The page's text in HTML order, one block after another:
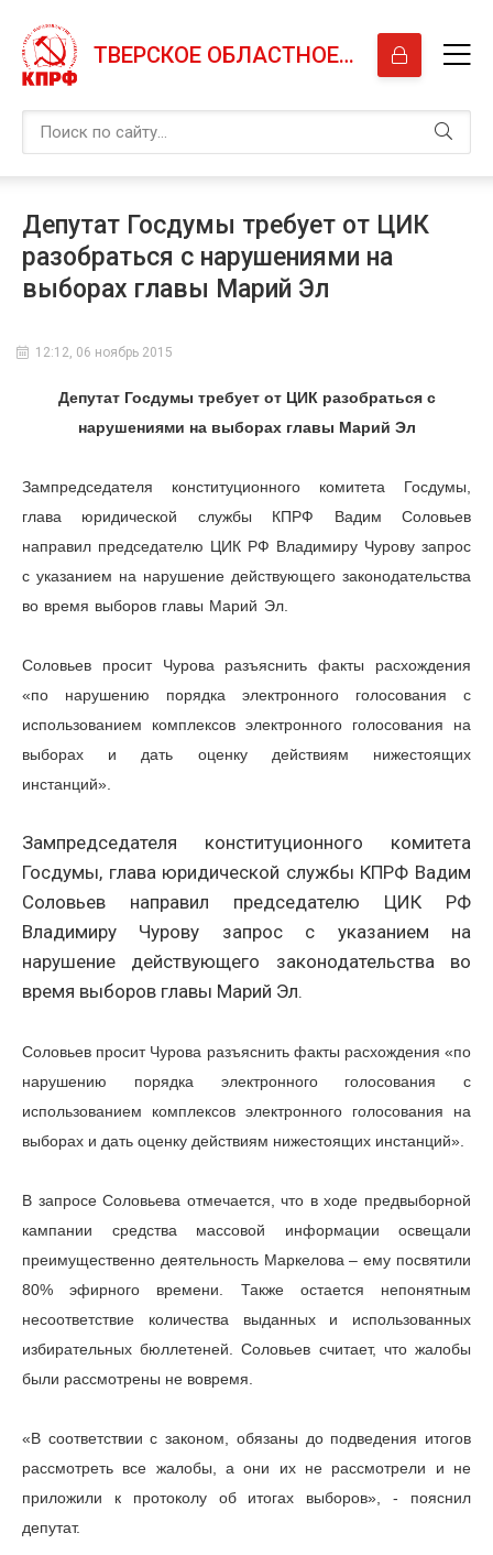
ТВЕРСКОЕ ОБЛАСТНОЕ ОТДЕЛЕНИЕ КПРФ
Депутат Госдумы требует от ЦИК
разобраться с нарушениями на
выборах главы Марий Эл
12:12, 06 ноябрь 2015
Депутат Госдумы требует от ЦИК разобраться с
нарушениями на выборах главы Марий Эл
Зампредседателя конституционного комитета Госдумы,
глава юридической службы КПРФ Вадим Соловьев
направил председателю ЦИК РФ Владимиру Чурову запрос
с указанием на нарушение действующего законодательства
во время выборов главы Марий Эл.
Соловьев просит Чурова разъяснить факты расхождения
«по нарушению порядка электронного голосования с
использованием комплексов электронного голосования на
выборах и дать оценку действиям нижестоящих
инстанций».
Зампредседателя конституционного комитета
Госдумы, глава юридической службы КПРФ Вадим
Соловьев направил председателю ЦИК РФ
Владимиру Чурову запрос с указанием на
нарушение действующего законодательства во
время выборов главы Марий Эл.
Соловьев просит Чурова разъяснить факты расхождения «по
нарушению порядка электронного голосования с
использованием комплексов электронного голосования на
выборах и дать оценку действиям нижестоящих инстанций».
В запросе Соловьева отмечается, что в ходе предвыборной
кампании средства массовой информации освещали
преимущественно деятельность Маркелова – ему посвятили
80% эфирного времени. Также остается непонятным
несоответствие количества выданных и использованных
избирательных бюллетеней. Соловьев считает, что жалобы
были рассмотрены не вовремя.
«В соответствии с законом, обязаны до подведения итогов
рассмотреть все жалобы, а они их не рассмотрели и не
приложили к протоколу об итогах выборов», - пояснил
депутат.